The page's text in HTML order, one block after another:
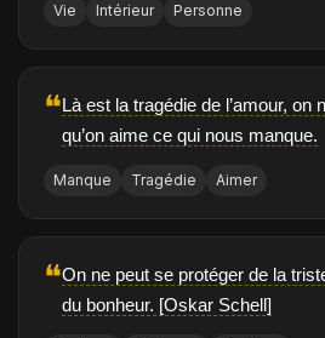
Vie Intérieur Personne
❝Là est la tragédie de l’amour, on
qu’on aime ce qui nous manque.
Manque Tragédie Aimer
❝On ne peut se protéger de la
du bonheur. [Oskar Schell]